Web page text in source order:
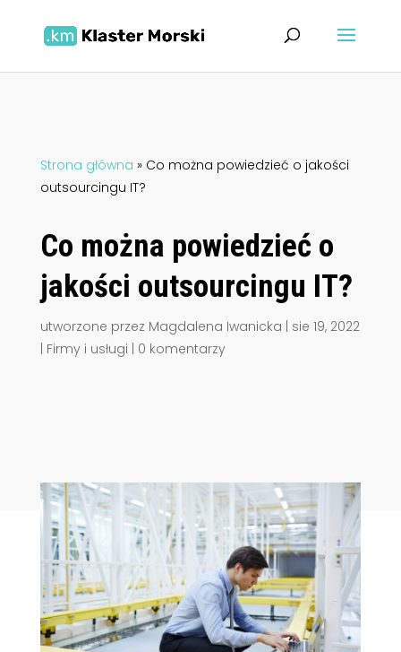
Strona główna » Co można powiedzieć o jakości
outsourcingu IT?
Co można powiedzieć o
jakości outsourcingu IT?
utworzone przez Magdalena Iwanicka
sie 19, 2022
Firmy i usługi 0 komentarzy